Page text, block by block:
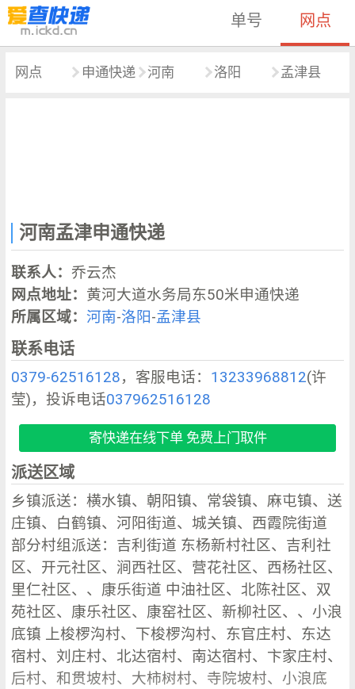
单号 网点
网点 申通快递 河南 洛阳 孟津县
河南孟津申通快递
联系人：乔云杰
网点地址： 黄河大道水务局东50米申通快递
所属区域：河南-洛阳-孟津县
联系电话
0379-62516128，客服电话： 13233968812(许
莹)，投诉电话037962516128
寄快递在线下单 免费上门取件
派送区域
乡镇派送：横水镇、朝阳镇、常袋镇、麻屯镇、送
庄镇、白鹤镇、河阳街道、城关镇、西霞院街道
部分村组派送：吉利街道 东杨新村社区、吉利社
区、开元社区、涧西社区、营花社区、西杨社区、
里仁社区、、康乐街道 中油社区、北陈社区、双
苑社区、康乐社区、康窑社区、新柳社区、、小浪
底镇 上梭椤沟村、下梭椤沟村、东官庄村、东达
宿村、刘庄村、北达宿村、南达宿村、卞家庄村、
后村、和贯坡村、大柿树村、寺院坡村、小浪底